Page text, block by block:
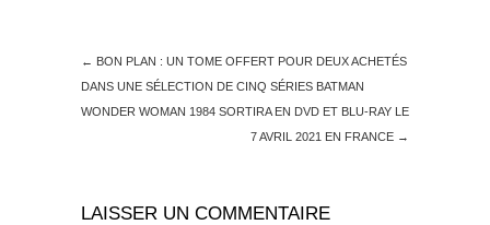
← BON PLAN : UN TOME OFFERT POUR DEUX ACHETÉS
DANS UNE SÉLECTION DE CINQ SÉRIES BATMAN
WONDER WOMAN 1984 SORTIRA EN DVD ET BLU-RAY LE
7 AVRIL 2021 EN FRANCE →
LAISSER UN COMMENTAIRE